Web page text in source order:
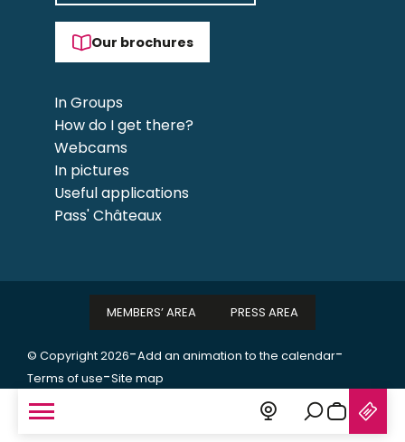
Search
Our brochures
In Groups
How do I get there?
Webcams
In pictures
Useful applications
Pass' Châteaux
© Copyright 2026-Add an animation to the calendar-
Terms of use-Site map
MEMBERS’ AREA PRESS AREA